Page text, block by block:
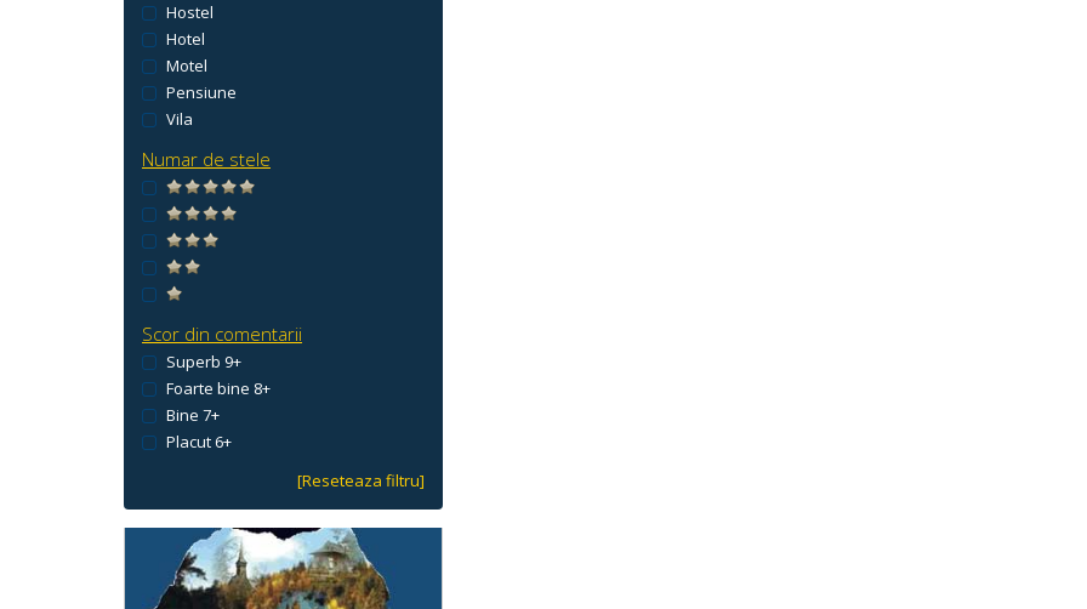
Hostel
Hotel
Motel
Pensiune
Vila
Numar de stele
Scor din comentarii
Superb 9+
Foarte bine 8+
Bine 7+
Placut 6+
[Reseteaza filtru]